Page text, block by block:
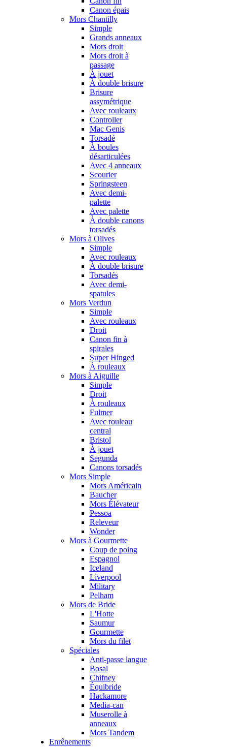
Canon épais
Mors Chantilly
Simple
Grands anneaux
Mors droit
Mors droit à
passage
À jouet
À double brisure
Brisure
assymétrique
Avec rouleaux
Controller
Mac Genis
Torsadé
À boules
désarticulées
Avec 4 anneaux
Scourier
Springsteen
Avec demi-
palette
Avec palette
À double canons
torsadés
Mors à Olives
Simple
Avec rouleaux
À double brisure
Torsadés
Avec demi-
spatules
Mors Verdun
Simple
Avec rouleaux
Droit
Canon fin à
spirales
Super Hinged
À rouleaux
Mors à Aiguille
Simple
Droit
À rouleaux
Fulmer
Avec rouleau
central
Bristol
À jouet
Segunda
Canons torsadés
Mors Simple
Mors Américain
Baucher
Mors Élévateur
Pessoa
Releveur
Wonder
Mors à Gourmette
Coup de poing
Espagnol
Iceland
Liverpool
Military
Pelham
Mors de Bride
L'Hotte
Saumur
Gourmette
Mors du filet
Spéciales
Anti-passe langue
Bosal
Chifney
Équibride
Hackamore
Media-can
Muserolle à
anneaux
Mors Tandem
Enrênements